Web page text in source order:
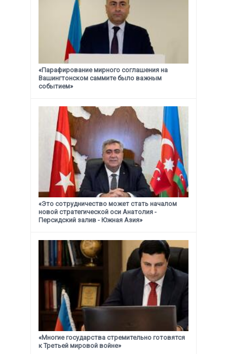
«Парафирование мирного соглашения на
Вашингтонском саммите было важным
событием»
«Это сотрудничество может стать началом
новой стратегической оси Анатолия -
Персидский залив - Южная Азия»
«Многие государства стремительно готовятся
к Третьей мировой войне»